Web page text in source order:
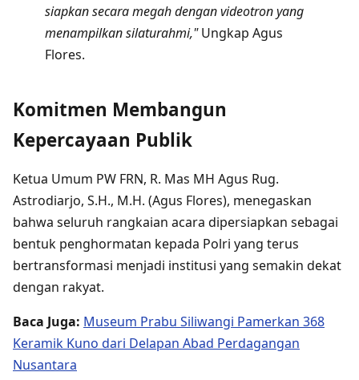
siapkan secara megah dengan videotron yang
menampilkan silaturahmi,"Ungkap Agus
Flores.
Komitmen Membangun
Kepercayaan Publik
Ketua Umum PW FRN, R. Mas MH Agus Rug.
Astrodiarjo, S.H., M.H. (Agus Flores), menegaskan
bahwa seluruh rangkaian acara dipersiapkan sebagai
bentuk penghormatan kepada Polri yang terus
bertransformasi menjadi institusi yang semakin dekat
dengan rakyat.
Baca Juga: Museum Prabu Siliwangi Pamerkan 368
Keramik Kuno dari Delapan Abad Perdagangan
Nusantara